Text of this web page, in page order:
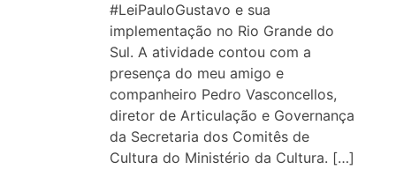
#LeiPauloGustavo e sua
implementação no Rio Grande do
Sul. A atividade contou com a
presença do meu amigo e
companheiro Pedro Vasconcellos,
diretor de Articulação e Governança
da Secretaria dos Comitês de
Cultura do Ministério da Cultura. […]